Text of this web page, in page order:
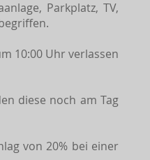
Parkplatz, TV,
10:00 Uhr verlassen
diese noch am Tag
von 20% bei einer